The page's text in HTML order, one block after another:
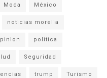
Moda México
noticias morelia
politica
Seguridad
trump Turismo